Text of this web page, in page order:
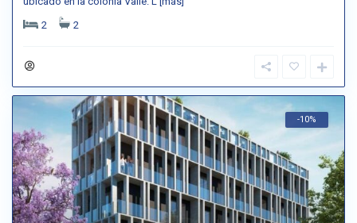
2
2
-10%